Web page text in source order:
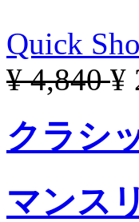
Quick
¥ 4,840¥
クラシ
マンス